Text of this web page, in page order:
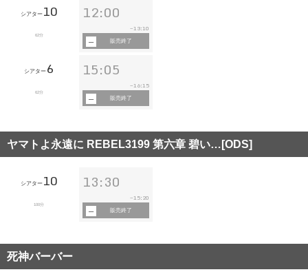
シアター10
62分
12:00
~13:10
販売終了
シアター 6
62分
15:05
~16:15
販売終了
ヤマトよ永遠に REBEL3199 第六章 碧い…[ODS]
シアター10
100分
13:30
~15:20
販売終了
死神バーバー